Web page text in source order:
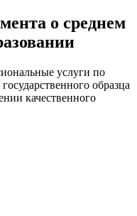
о среднем
услуги по
образца
качественного